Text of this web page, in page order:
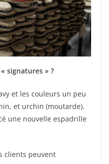
signatures » ?
et les couleurs un peu
et urchin (moutarde).
une nouvelle espadrille
clients peuvent